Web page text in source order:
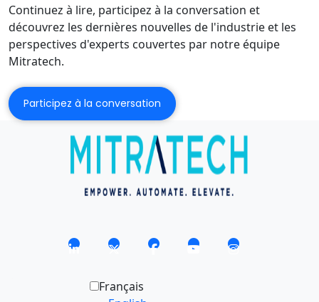
Continuez à lire, participez à la conversation et
découvrez les dernières nouvelles de l'industrie et les
perspectives d'experts couvertes par notre équipe
Mitratech.
Participez à la conversation
Français